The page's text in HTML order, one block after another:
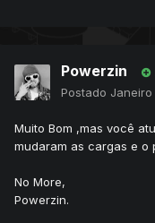
Powerzin
Postado
Muito Bom ,mas você
mudaram as cargas e o
No More,
Powerzin.